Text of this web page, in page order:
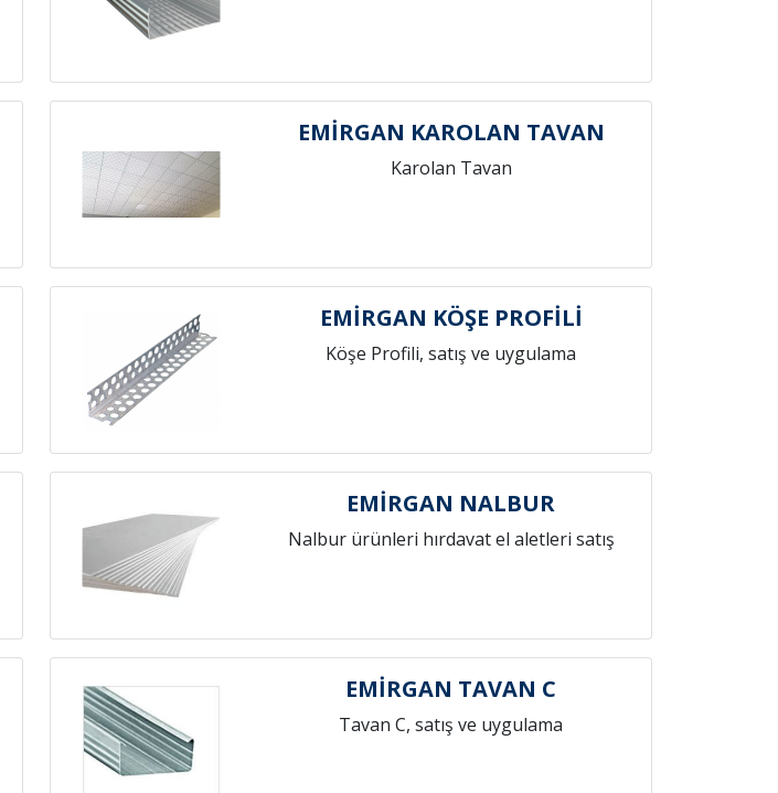
EMİRGAN KAROLAN TAVAN
Karolan Tavan
EMİRGAN KÖŞE PROFİLİ
Köşe Profili, satış ve uygulama
EMİRGAN NALBUR
Nalbur ürünleri hırdavat el aletleri satış
EMİRGAN TAVAN C
Tavan C, satış ve uygulama